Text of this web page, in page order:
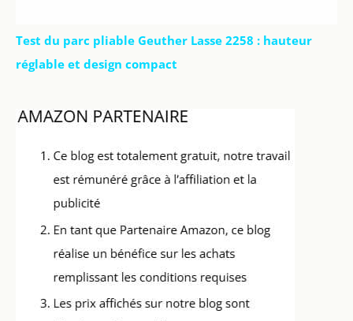
Test du parc pliable Geuther Lasse 2258 : hauteur
réglable et design compact